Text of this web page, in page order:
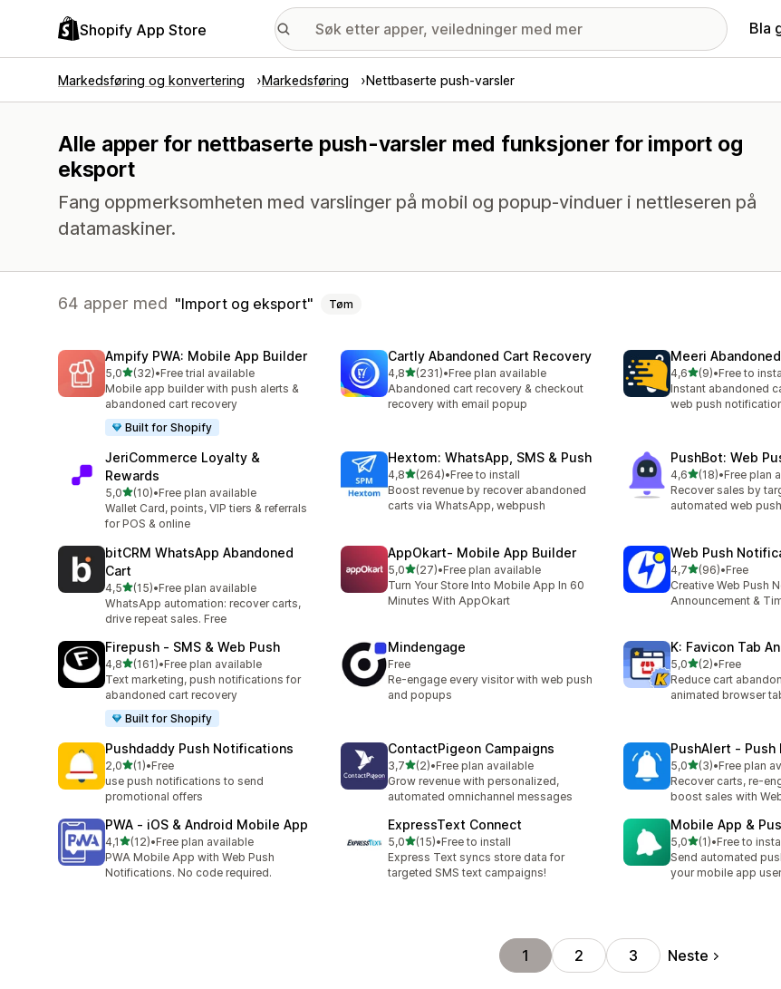
Shopify App Store Bla
Markedsføring og konvertering Markedsføring Nettbaserte push-varsler
Alle apper for nettbaserte push-varsler med funksjoner for import og
eksport
Fang oppmerksomheten med varslinger på mobil og popup-vinduer i nettleseren på
datamaskiner.
64 apper med Import og eksport Tøm
Ampify PWA: Mobile App Builder
5,0av 5 stjerner
(32)
Totalt 32 omtaler
•Free trial available
Mobile app builder with push alerts &
abandoned cart recovery
Built for Shopify
Cartly Abandoned Cart Recovery
4,8av 5 stjerner
(231)
Totalt 231 omtaler
•Free plan available
Abandoned cart recovery & checkout
recovery with email popup
Meeri
4,6av 5 stjerner
(9)
Totalt 9 omtaler
•Free to
Instant abandoned
web push
JeriCommerce Loyalty &
Rewards
5,0av 5 stjerner
(10)
Totalt 10 omtaler
•Free plan available
Wallet Card, points, VIP tiers & referrals
for POS & online
Hextom: WhatsApp, SMS & Push
4,8av 5 stjerner
(264)
Totalt 264 omtaler
•Free to install
Boost revenue by recover abandoned
carts via WhatsApp, webpush
PushBot: Web
4,6av 5 stjerner
(18)
Totalt 18 omtaler
•Free plan
Recover sales by
automated web
bitCRM WhatsApp Abandoned
Cart
4,5av 5 stjerner
(15)
Totalt 15 omtaler
•Free plan available
WhatsApp automation: recover carts,
drive repeat sales. Free
AppOkart‑ Mobile App Builder
5,0av 5 stjerner
(27)
Totalt 27 omtaler
•Free plan available
Turn Your Store Into Mobile App In 60
Minutes With AppOkart
Web Push
4,7av 5 stjerner
(96)
Totalt 96 omtaler
•Free
Creative Web Push
Announcement &
Firepush ‑ SMS & Web Push
4,8av 5 stjerner
(161)
Totalt 161 omtaler
•Free plan available
Text marketing, push notifications for
abandoned cart recovery
Built for Shopify
Mindengage
Free
Re-engage every visitor with web push
and popups
K: Favicon Tab
5,0av 5 stjerner
(2)
Totalt 2 omtaler
•Free
Reduce cart
animated browser
Pushdaddy Push Notifications
2,0av 5 stjerner
(1)
Totalt 1 omtaler
•Free
use push notifications to send
promotional offers
ContactPigeon Campaigns
3,7av 5 stjerner
(2)
Totalt 2 omtaler
•Free plan available
Grow revenue with personalized,
automated omnichannel messages
PushAlert ‑
5,0av 5 stjerner
(3)
Totalt 3 omtaler
•Free plan
Recover carts, re-
boost sales with
PWA ‑ iOS & Android Mobile App
4,1av 5 stjerner
(12)
Totalt 12 omtaler
•Free plan available
PWA Mobile App with Web Push
Notifications. No code required.
ExpressText Connect
5,0av 5 stjerner
(15)
Totalt 15 omtaler
•Free to install
Express Text syncs store data for
targeted SMS text campaigns!
Mobile App &
5,0av 5 stjerner
(1)
Totalt 1 omtaler
•Free to
Send automated
your mobile app
1 2 3 Neste